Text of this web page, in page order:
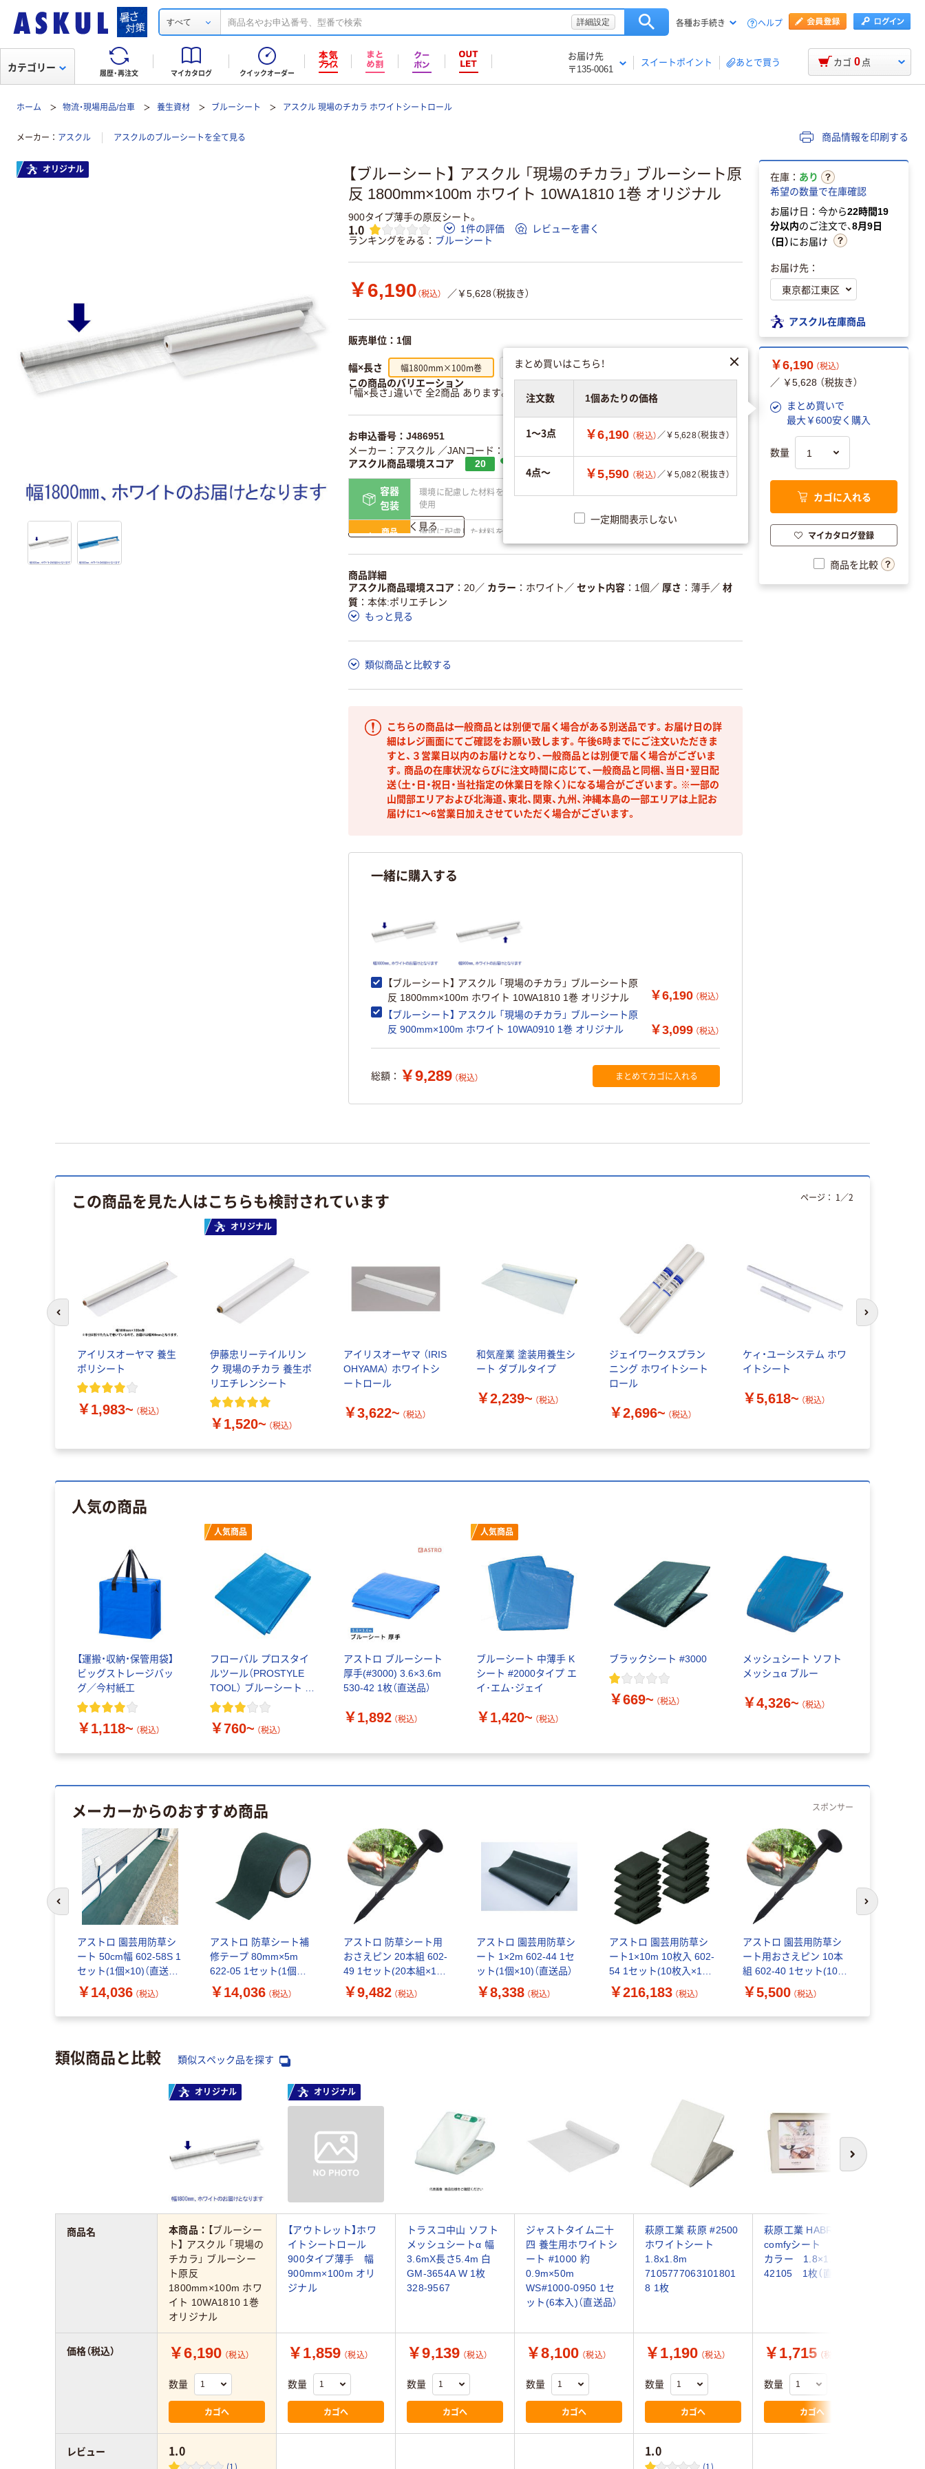
すべて 詳細設定 各種お手続き ヘルプ
履歴・再注文 マイカタログ クイックオーダー
お届け先
〒135-0061
スイートポイント あとで買う
カテゴリー カゴ 0 点
ホーム 物流・現場用品/台車 養生資材 ブルーシート アスクル 現場のチカラ ホワイトシートロール
メーカー アスクル アスクルのブルーシートを全て見る 商品情報を印刷する
【ブルーシート】 アスクル 「現場のチカラ」 ブルーシート原
反 1800mm×100m ホワイト 10WA1810 1巻 オリジナル
900タイプ薄手の原反シート。
1.0 1件の評価
レビューを書く
ランキングをみる
ブルーシート
￥6,190 （税込） ／￥5,628（税抜き）
販売単位：1個
幅×長さ 幅1800mm×100m巻 幅900mm×100m巻
この商品のバリエーション
「幅×長さ」違いで 全2商品 あります。
すべてのバリエーションを見る
お申込番号：J486951
メーカー：アスクル ／JANコード：4535164086059
アスクル商品環境スコア
20
容器
包装
環境に配慮した材料を
使用
省資源・無包装
商品
環境に配慮した材料を
い設計
仕組
ある
ている
削減
この商品の環境配慮ポイントです。詳しくはページ下部の商品詳細「
ア詳細／加点項目
詳しく見る
商品詳細
アスクル商品環境スコア
20／ カラー ホワイト ／ セット内容 1個 ／ 厚さ 薄手／ 材
質
本体:ポリエチレン
もっと見る
類似商品と比較する
こちらの商品は一般商品とは別便で届く場合がある別送品です。お届け日の詳
細はレジ画面にてご確認をお願い致します。午後6時までにご注文いただきま
すと、３営業日以内のお届けとなり、一般商品とは別便で届く場合がございま
す。商品の在庫状況ならびに注文時間に応じて、一般商品と同梱、当日・翌日配
送（土・日・祝日・当社指定の休業日を除く）になる場合がございます。※一部の
山間部エリアおよび北海道、東北、関東、九州、沖縄本島の一部エリアは上記お
届けに1～6営業日加えさせていただく場合がございます。
一緒に購入する
【ブルーシート】 アスクル 「現場のチカラ」 ブルーシート原
反 1800mm×100m ホワイト 10WA1810 1巻 オリジナル
￥6,190 （税込）
【ブルーシート】 アスクル 「現場のチカラ」 ブルーシート原
反 900mm×100m ホワイト 10WA0910 1巻 オリジナル
￥3,099 （税込）
総額： ￥9,289 （税込） まとめてカゴに入れる
オリジナル
在庫： あり
希望の数量で在庫確認
お届け日：今から22時間19
分以内のご注文で、8月9日
（日）にお届け
お届け先：
アスクル在庫商品
￥6,190 （税込）
／ ￥5,628 （税抜き）
まとめ買いで
最大￥600安く購入
まとめ買いはこちら！
注文数 1個あたりの価格
1～3点 ￥6,190 （税込）／￥5,628（税抜き）
4点～ ￥5,590 （税込）／￥5,082（税抜き）
一定期間表示しない
数量
カゴに入れる
マイカタログ登録
商品を比較
この商品を見た人はこちらも検討されています
アイリスオーヤマ 養生
ポリシート
￥1,983~ （税込）
オリジナル
伊藤忠リーテイルリン
ク 現場のチカラ 養生ポ
リエチレンシート
￥1,520~ （税込）
アイリスオーヤマ （IRIS
OHYAMA） ホワイトシ
ートロール
￥3,622~ （税込）
和気産業 塗装用養生シ
ート ダブルタイプ
￥2,239~ （税込）
ジェイワークスプラン
ニング ホワイトシート
ロール
￥2,696~ （税込）
ケィ・ユーシステム ホワ
イトシート
￥5,618~ （税込）
ページ： 1 ／2
次のスライド
人気の商品
【運搬・収納・保管用袋】
ビッグストレージバッ
グ／今村紙工
￥1,118~ （税込）
人気商品
フローバル プロスタイ
ルツール（PROSTYLE
TOOL） ブルーシート 厚
手#3000
￥760~ （税込）
アストロ ブルーシート
厚手(#3000) 3.6×3.6m
530-42 1枚（直送品）
￥1,892 （税込）
人気商品
ブルーシート 中薄手 K
シート #2000タイプ エ
イ･エム･ジェイ
￥1,420~ （税込）
ブラックシート #3000
￥669~ （税込）
メッシュシート ソフト
メッシュα ブルー
￥4,326~ （税込）
メーカーからのおすすめ商品 スポンサー
アストロ 園芸用防草シ
ート 50cm幅 602-58S 1
セット(1個×10)（直送
品）
￥14,036 （税込）
アストロ 防草シート補
修テープ 80mm×5m
622-05 1セット(1個
×10)（直送品）
￥14,036 （税込）
アストロ 防草シート用
おさえピン 20本組 602-
49 1セット(20本組×10)
（直送品）
￥9,482 （税込）
アストロ 園芸用防草シ
ート 1×2m 602-44 1セ
ット(1個×10)（直送品）
￥8,338 （税込）
アストロ 園芸用防草シ
ート1×10m 10枚入 602-
54 1セット(10枚入×10)
（直送品）
￥216,183 （税込）
アストロ 園芸用防草シ
ート用おさえピン 10本
組 602-40 1セット(10本
組×10)（直送品）
￥5,500 （税込）
前のスライドへ 次のスライド
類似商品と比較 類似スペック品を探す
次へ
オリジナル オリジナル
本商品： 【ブルーシー
ト】 アスクル 「現場の
チカラ」 ブルーシー
ト原反
1800mm×100m ホワ
イト 10WA1810 1巻
オリジナル
【アウトレット】ホワ
イトシートロール
900タイプ薄手 幅
900mm×100m オリ
ジナル
トラスコ中山 ソフト
メッシュシートα 幅
3.6mX長さ5.4m 白
GM-3654A W 1枚
328-9567
ジャストタイム二十
四 養生用ホワイトシ
ート #1000 約
0.9m×50m
WS#1000-0950 1セ
ット(6本入)（直送品）
萩原工業 萩原 #2500
ホワイトシート
1.8x1.8m
7105777063101801
8 1枚
萩原工業 HABRIC
comfyシート くすみ
カラー 1.8×1.8ｍ
42105 1枚（直送品）
￥6,190 （税込）
数量
カゴへ
￥1,859 （税込）
数量
カゴへ
￥9,139 （税込）
数量
カゴへ
￥8,100 （税込）
数量
カゴへ
￥1,190 （税込）
数量
カゴへ
￥1,715 （税込）
数量
カゴへ
1.0 1.0
商品名
価格（税込）
レビュー